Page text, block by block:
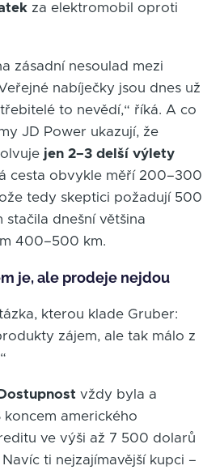
za elektromobil oproti
zásadní nesoulad mezi
nabíječky jsou dnes už
to nevědí,“ říká. A co
JD Power ukazují, že
jen 2–3 delší výlety
cesta obvykle měří 200–300
tedy skeptici požadují 500
stačila dnešní většina
400–500 km.
je, ale prodeje nejdou
kterou klade Gruber:
zájem, ale tak málo z
Dostupnost vždy byla a
koncem amerického
ve výši až 7 500 dolarů
ti nejzajímavější kupci –